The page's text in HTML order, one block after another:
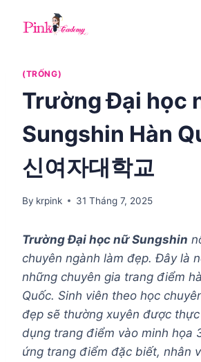
(TRỐNG)
Trường Đại học
Sungshin Hàn
신여자대학교
By krpink 31 Tháng 7, 2025
Trường Đại học nữ Sungshin
chuyên ngành làm đẹp. Đây là
những chuyên gia trang điểm
Quốc. Sinh viên theo học
đẹp sẽ thường xuyên được
dụng trang điểm vào minh họa
ứng trang điểm đặc biết, nhân